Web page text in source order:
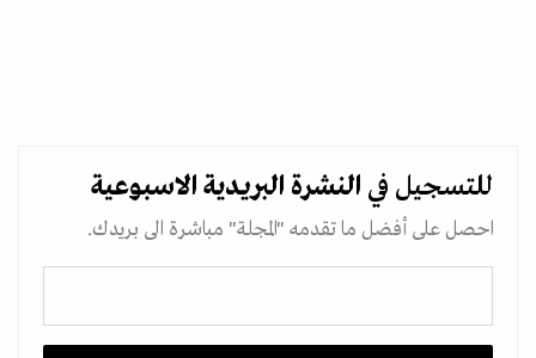
للتسجيل في النشرة البريدية الاسبوعية
احصل على أفضل ما تقدمه "المجلة" مباشرة الى بريدك.